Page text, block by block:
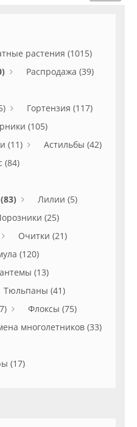
растения (1015)
Распродажа (39)
Гортензия (117)
(105)
(11)
Астильбы (42)
(84)
Лилии (5)
(25)
Очитки (21)
(120)
(13)
Тюльпаны (41)
Флоксы (75)
многолетников (33)
(17)